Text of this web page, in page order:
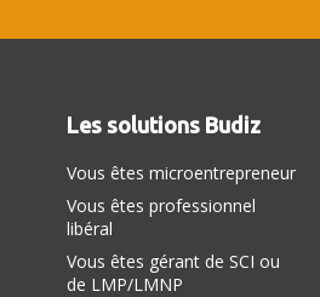
Les solutions Budiz
Vous êtes microentrepreneur
Vous êtes professionnel
libéral
Vous êtes gérant de SCI ou
de LMP/LMNP